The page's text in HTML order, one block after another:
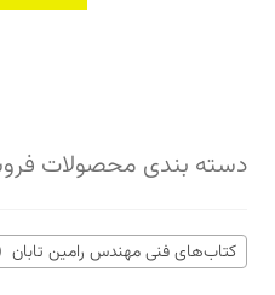
دسته بندی محصولات
کتاب‌های فنی مهندس رامین تابان